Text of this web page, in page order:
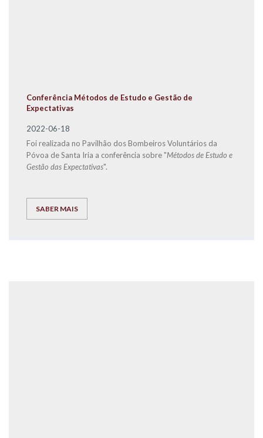
Conferência Métodos de Estudo e Gestão de
Expectativas
2022-06-18
Foi realizada no Pavilhão dos Bombeiros Voluntários da
Póvoa de Santa Iria a conferência sobre "Métodos de Estudo e
Gestão das Expectativas".
SABER MAIS